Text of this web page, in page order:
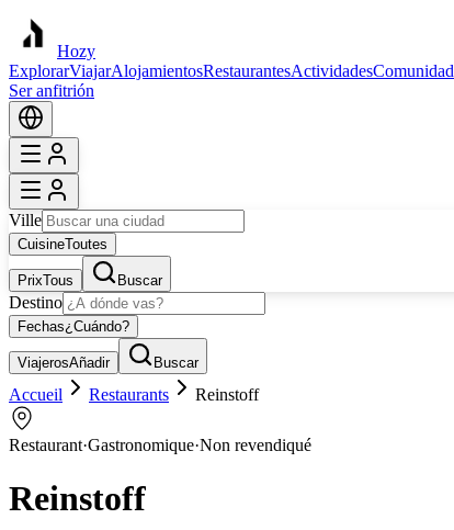
Hozy
ExplorarViajarAlojamientosRestaurantesActividadesComunidad
Ser anfitrión
Ville
CuisineToutes
PrixTous Buscar
Destino
Fechas¿Cuándo?
ViajerosAñadir Buscar
Accueil Restaurants Reinstoff
Restaurant·Gastronomique·Non revendiqué
Reinstoff